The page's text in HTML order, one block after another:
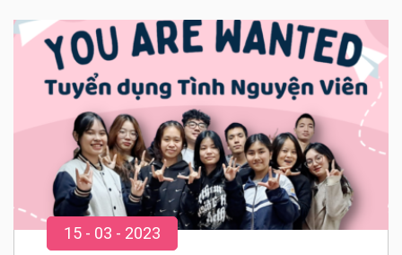
15 - 03 - 2023